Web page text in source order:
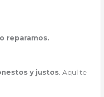
reparamos.
y justos. Aquí te